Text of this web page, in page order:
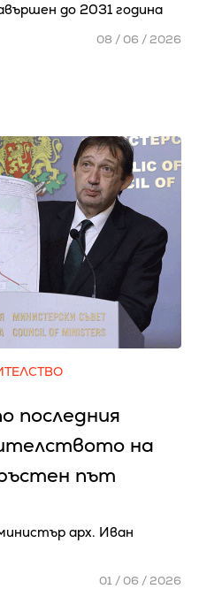
до 2031 година
08 / 06 / 2026
последния
на
път
арх. Иван
01 / 06 / 2026